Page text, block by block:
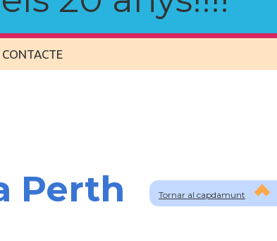
CONTACTE
Tornar al capdamunt
Perth